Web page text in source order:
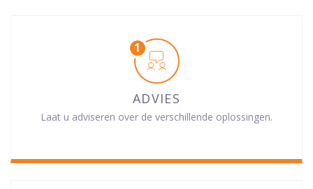
ADVIES
Laat u adviseren over de verschillende oplossingen.